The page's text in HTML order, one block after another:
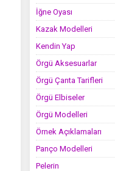
İğne Oyası
Kazak Modelleri
Kendin Yap
Örgü Aksesuarlar
Örgü Çanta Tarifleri
Örgü Elbiseler
Örgü Modelleri
Örnek Açıklamaları
Panço Modelleri
Pelerin